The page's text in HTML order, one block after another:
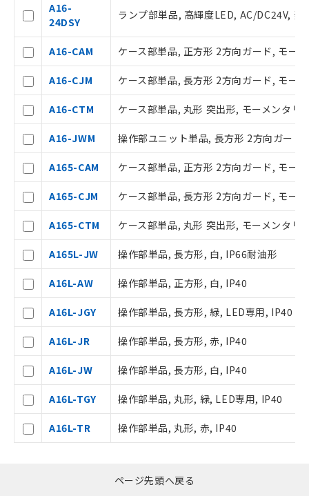
A16-
24DSY
ランプ部単品, 高輝度LED, AC/DC24V, 発
A16-CAM ケース部単品, 正方形 2方向ガード, モー
A16-CJM ケース部単品, 長方形 2方向ガード, モー
A16-CTM ケース部単品, 丸形 突出形, モーメンタリ,
A16-JWM 操作部ユニット単品, 長方形 2方向ガード
A165-CAM ケース部単品, 正方形 2方向ガード, モー
A165-CJM ケース部単品, 長方形 2方向ガード, モー
A165-CTM ケース部単品, 丸形 突出形, モーメンタリ
A165L-JW 操作部単品, 長方形, 白, IP66耐油形
A16L-AW 操作部単品, 正方形, 白, IP40
A16L-JGY 操作部単品, 長方形, 緑, LED専用, IP40
A16L-JR 操作部単品, 長方形, 赤, IP40
A16L-JW 操作部単品, 長方形, 白, IP40
A16L-TGY 操作部単品, 丸形, 緑, LED専用, IP40
A16L-TR 操作部単品, 丸形, 赤, IP40
ページ先頭へ戻る
号
○ 一定数以上の在庫あり
△ 一定数には満たないが在庫あり
－
在庫なし(最新の在庫状況につ
いては、お客様のお取引先、ま
たはお客様担当のオムロン制御
機器販売店・当社販売員にご確
認ください)
空
白
受注生産機種、また在庫状況の
情報を公開していない機種
本サービスは、当社制御機器事業取扱
商品の当社在庫状況および標準価格(税
抜)を提供させていただくものです。
当社制御機器事業取扱商品の中には、
本サービスの対象外となる商品もある
ことをご了承ください。
在庫状況および標準価格照会結果は、
記載している更新日時点での社内デー
タに基づき作成されるものであり、閲
覧された時点での実際の在庫および標
準価格とは異なる場合があることをご
了承ください。
正式な納期状況および標準価格はお客
様のお取引先、またはお客様担当のオ
ムロン制御機器販売店・当社販売員に
ご相談ください。
オムロン制御機器販売店や当社販売拠
点は「販売ネットワーク
」をご確認
ください。
在庫状況および標準価格結果を当社の
事前の承諾なく第三者に漏洩または開
示しないようお願いします。
マイパーツ機能（部品リスト作成サー
ビス）をご利用いただくには、I-Web
メンバーズにご登録されている必要が
あります。
お客様が当ウェブサイト上で当社にご
登録された部品リストについて、当社
および当社の共同利用者が、当社の製
品・サービスに関するお客様との取
をご了承ください。
※当社の共同利用者とは、